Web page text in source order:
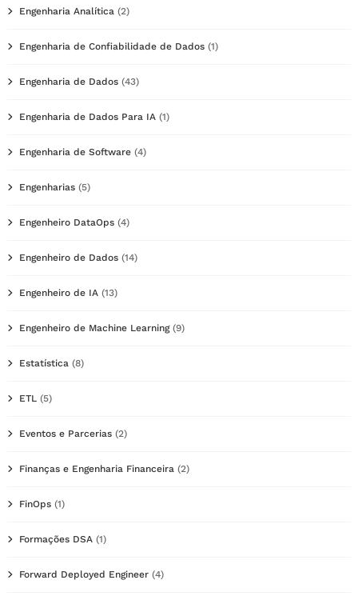
Engenharia Analítica (2)
Engenharia de Confiabilidade de Dados (1)
Engenharia de Dados (43)
Engenharia de Dados Para IA (1)
Engenharia de Software (4)
Engenharias (5)
Engenheiro DataOps (4)
Engenheiro de Dados (14)
Engenheiro de IA (13)
Engenheiro de Machine Learning(9)
Estatística (8)
ETL (5)
Eventos e Parcerias (2)
Finanças e Engenharia Financeira (2)
FinOps (1)
Formações DSA (1)
Forward Deployed Engineer (4)